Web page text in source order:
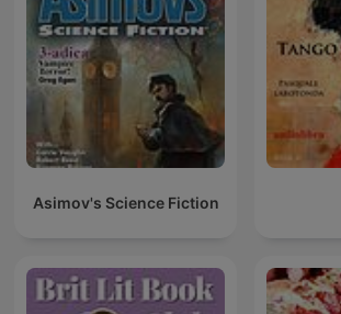
Asimov's Science Fiction